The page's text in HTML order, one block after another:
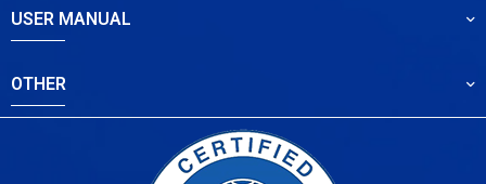
USER MANUAL
OTHER